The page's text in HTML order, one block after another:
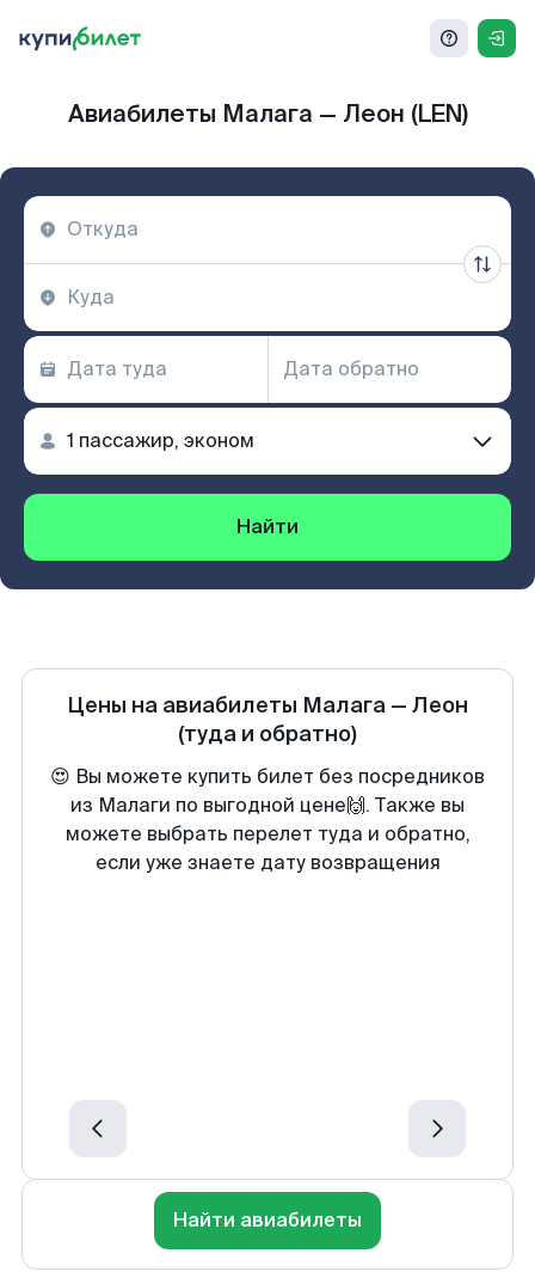
Авиабилеты Малага — Леон (LEN)
Найти
Цены на авиабилеты Малага — Леон
(туда и обратно)
😍 Вы можете купить билет без посредников
из Малаги по выгодной цене🙌. Также вы
можете выбрать перелет туда и обратно,
если уже знаете дату возвращения
Найти авиабилеты